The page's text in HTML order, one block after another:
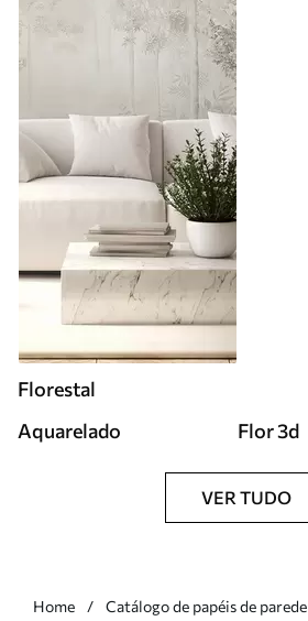
Florestal
Aquarelado Flor 3d
VER TUDO
Home
Catálogo de papéis de parede